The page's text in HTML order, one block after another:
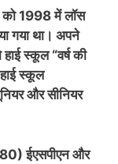
को 1998 में लॉस
गया था। अपने
हाई स्कूल “वर्ष की
हाई स्कूल
और सीनियर
ईएसपीएन और